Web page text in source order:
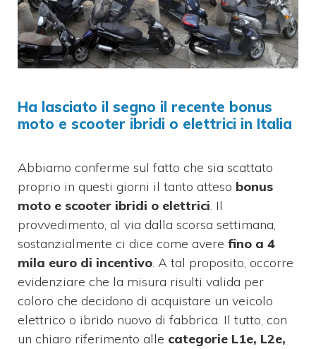
Ha lasciato il segno il recente bonus
moto e scooter ibridi o elettrici in Italia
Abbiamo conferme sul fatto che sia scattato
proprio in questi giorni il tanto atteso bonus
moto e scooter ibridi o elettrici. Il
provvedimento, al via dalla scorsa settimana,
sostanzialmente ci dice come avere fino a 4
mila euro di incentivo. A tal proposito, occorre
evidenziare che la misura risulti valida per
coloro che decidono di acquistare un veicolo
elettrico o ibrido nuovo di fabbrica. Il tutto, con
un chiaro riferimento alle categorie L1e, L2e,